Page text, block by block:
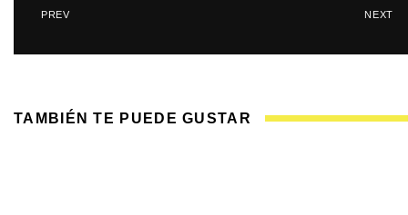
PREV NEXT
TAMBIÉN TE PUEDE GUSTAR